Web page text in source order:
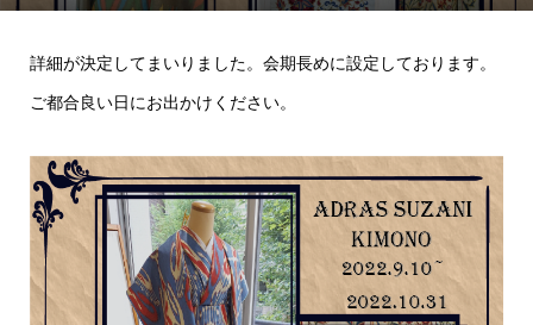
詳細が決定してまいりました。会期長めに設定しております。
ご都合良い日にお出かけください。